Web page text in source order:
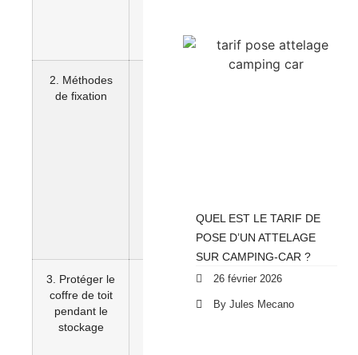
l’humidité
2. Méthodes
de fixation
rayonnages
robustes
3. Protéger le
coffre de toit
pendant le
stockage
– Nettoyage
– Vérification
QUEL EST LE TARIF DE
POSE D’UN ATTELAGE
SUR CAMPING-CAR ?
26 février 2026
By Jules Mecano